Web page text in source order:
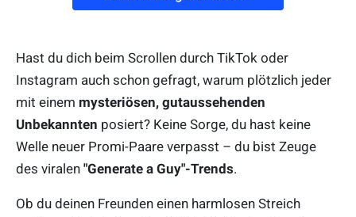
Hast du dich beim Scrollen durch TikTok oder
Instagram auch schon gefragt, warum plötzlich jeder
mit einem mysteriösen, gutaussehenden
Unbekannten posiert? Keine Sorge, du hast keine
Welle neuer Promi-Paare verpasst – du bist Zeuge
des viralen "Generate a Guy"-Trends.
Ob du deinen Freunden einen harmlosen Streich